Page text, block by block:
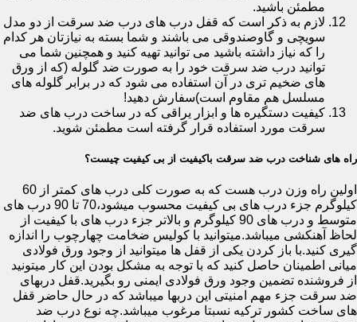
مطمئن باشید.
لازم به ذکر است که قفل درب های درب ضد سرقت از دو مدل
سویچی و گاوصندوقی می باشند و شما بسته به نیازتان هر کدام
را که نیاز داشته باشید می توانید تهیه کنید و همچنین شما می
توانید درب ضد سرقت خود را به صورت ضد گلوله (که از ورق
های ضخیم تری در آن استفاده می شود که در برابر گلوله های
مسلسل هم مقاوم است)سفارش دهید!
کیفیت دستگیره ها و ابزار یراقی که در ساخت درب های ضد
سرقت مورد استفاده قرار گرفته است مطمئن شوید.
راه های شناخت درب ضد سرقت باکیفیت از بی کیفیت چیست؟
اولین راه وزن درب هست که به صورت کلی درب های کمتر از 60
کیلوگرم جزء درب های بی کیفیت محسوب میشود،70 تا 90 درب های
متوسط و درب های 90 کیلوگرم و بالاتر جزء درب های با کیفیت از
لحاظ آهنکشی میباشد.میتوانید با کولیس ضخامت چهارچوب را اندازه
گیری کنید.با باز کردن یکی از قفل ها میتوانید از وجود ورق فولادی
میانی اطمینان حاصل کنید که با توجه به مشکل بودن این کار میتونید
از فروشنده تضمین وجود ورق فولادی ایمنی رو بگیرید.قفل دربهای
ضد سرقت جزء مهم امنیتی این دربها میباشد که در حال حاضر قفل
های ساخت کشور ترکیه نسبتا مرغوب میباشد.چه نوع درب ضد